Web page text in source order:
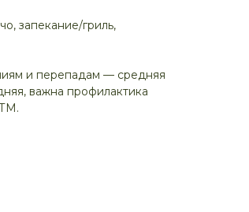
запекание/гриль,
и перепадам — средняя
важна профилактика